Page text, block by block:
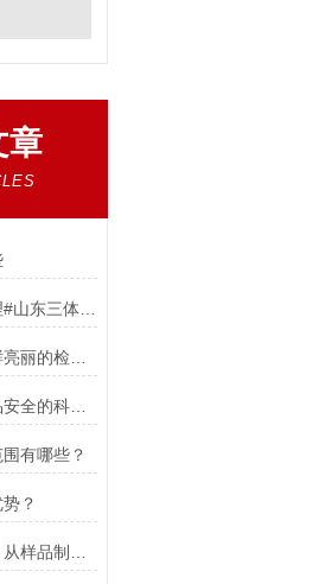
章
绝缘层破损检测仪工作原理#山东三体仪器厂家带你了解
肉类病害检测仪：守护食品安全的科技利器
有哪些？
？